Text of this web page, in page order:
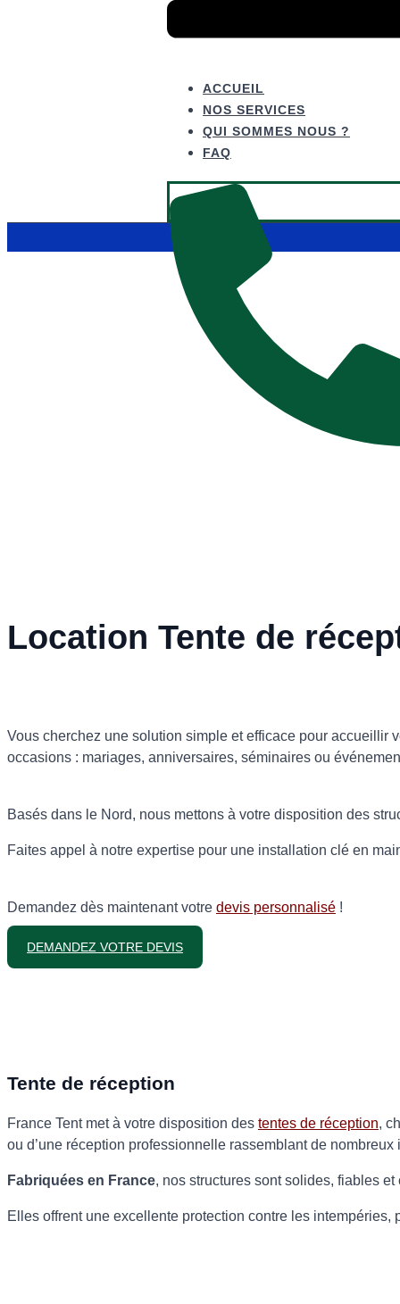
ACCUEIL
NOS SERVICES
QUI SOMMES NOUS ?
FAQ
Location Tente de
Vous cherchez une solution simple et efficace pour accueillir
occasions : mariages, anniversaires, séminaires ou
Basés dans le Nord, nous mettons à votre disposition des
Faites appel à notre expertise pour une installation clé en
Demandez dès maintenant votre devis personnalisé !
DEMANDEZ VOTRE DEVIS
Tente de réception
France Tent met à votre disposition des tentes de réception,
ou d’une réception professionnelle rassemblant de nombreux
Fabriquées en France, nos structures sont solides, fiables
Elles offrent une excellente protection contre les